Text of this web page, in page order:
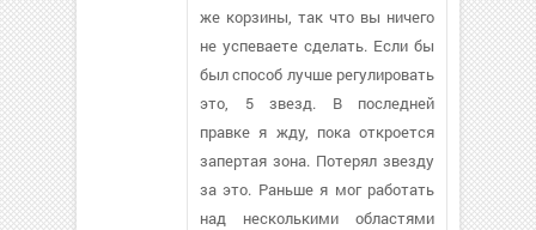
же корзины, так что вы ничего
не успеваете сделать. Если бы
был способ лучше регулировать
это, 5 звезд. В последней
правке я жду, пока откроется
запертая зона. Потерял звезду
за это. Раньше я мог работать
над несколькими областями